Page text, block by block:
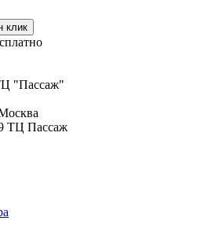
клик
"Пассаж"
ТЦ Пассаж